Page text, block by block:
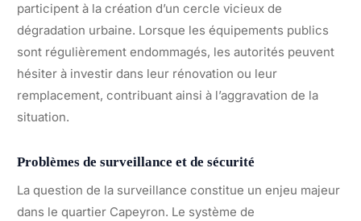
participent à la création d’un cercle vicieux de
dégradation urbaine. Lorsque les équipements publics
sont régulièrement endommagés, les autorités peuvent
hésiter à investir dans leur rénovation ou leur
remplacement, contribuant ainsi à l’aggravation de la
situation.
Problèmes de surveillance et de sécurité
La question de la surveillance constitue un enjeu majeur
dans le quartier Capeyron. Le système de